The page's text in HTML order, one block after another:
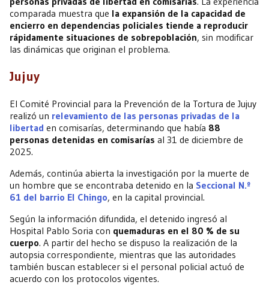
comparada muestra que la expansión de la capacidad de
encierro en dependencias policiales tiende a reproducir
rápidamente situaciones de sobrepoblación, sin modificar
las dinámicas que originan el problema.
Jujuy
El Comité Provincial para la Prevención de la Tortura de Jujuy
realizó un relevamiento de las personas privadas de la
libertad en comisarías, determinando que había 88
personas detenidas en comisarías al 31 de diciembre de
2025.
Además, continúa abierta la investigación por la muerte de
un hombre que se encontraba detenido en la Seccional N.º
61 del barrio El Chingo, en la capital provincial.
Según la información difundida, el detenido ingresó al
Hospital Pablo Soria con quemaduras en el 80 % de su
cuerpo. A partir del hecho se dispuso la realización de la
autopsia correspondiente, mientras que las autoridades
también buscan establecer si el personal policial actuó de
acuerdo con los protocolos vigentes.